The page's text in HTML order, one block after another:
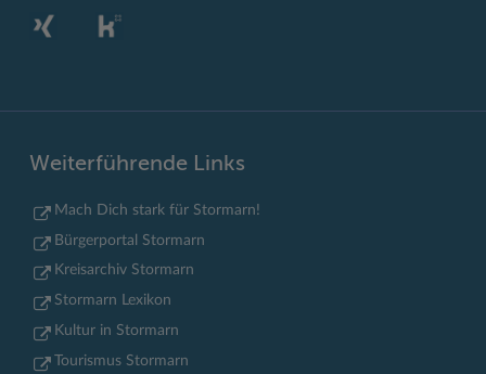
Weiterführende Links
Mach Dich stark für Stormarn!
Bürgerportal Stormarn
Kreisarchiv Stormarn
Stormarn Lexikon
Kultur in Stormarn
Tourismus Stormarn